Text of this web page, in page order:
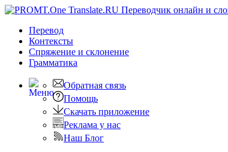
Перевод
Контексты
Спряжение и склонение
Грамматика
Обратная связь
Помощь
Скачать приложение
Реклама у нас
Наш Блог